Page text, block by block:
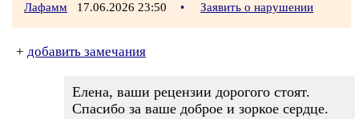
Лафамм 17.06.2026 23:50 • Заявить о нарушении
+ добавить замечания
Елена, ваши рецензии дорогого стоят.
Спасибо за ваше доброе и зоркое сердце.